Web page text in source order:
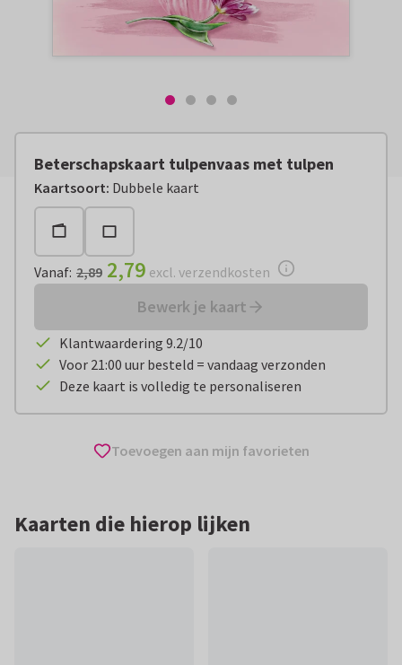
Beterschapskaart tulpenvaas met tulpen
Kaartsoort: Dubbele kaart
Vanaf:€ 2,79 excl. verzendkosten
Vanaf: 2,89 2,79 excl. verzendkosten
Bewerk je kaart
Klantwaardering 9.2/10
Voor 21:00 uur besteld = vandaag verzonden
Deze kaart is volledig te personaliseren
Toevoegen aan mijn favorieten
Kaarten die hierop lijken